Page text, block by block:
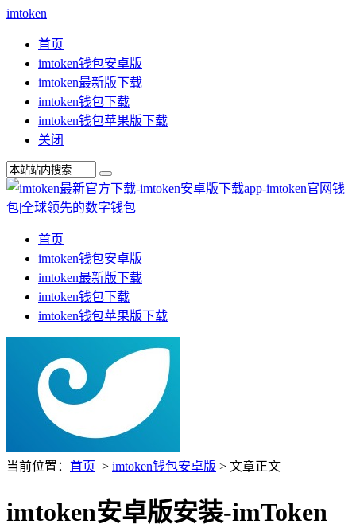
imtoken
首页
imtoken钱包安卓版
imtoken最新版下载
imtoken钱包下载
imtoken钱包苹果版下载
关闭
首页
imtoken钱包安卓版
imtoken最新版下载
imtoken钱包下载
imtoken钱包苹果版下载
当前位置： 首页 > imtoken钱包安卓版 > 文章正文
imtoken安卓版安装-imToken